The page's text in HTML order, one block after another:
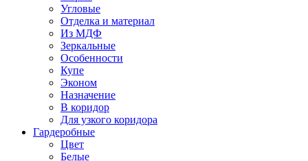
Угловые
Отделка и материал
Из МДФ
Зеркальные
Особенности
Купе
Эконом
Назначение
В коридор
Для узкого коридора
Гардеробные
Цвет
Белые